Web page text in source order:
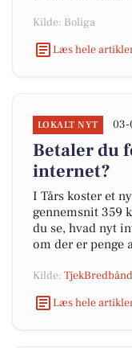
Kilde: Boliga
Læs hele
LOKALT NYT 03-
Betaler du
internet?
I Tårs koster et
gennemsnit 359
du se, hvad nyt
om der er penge
Kilde: TjekBredbånd
Læs hele